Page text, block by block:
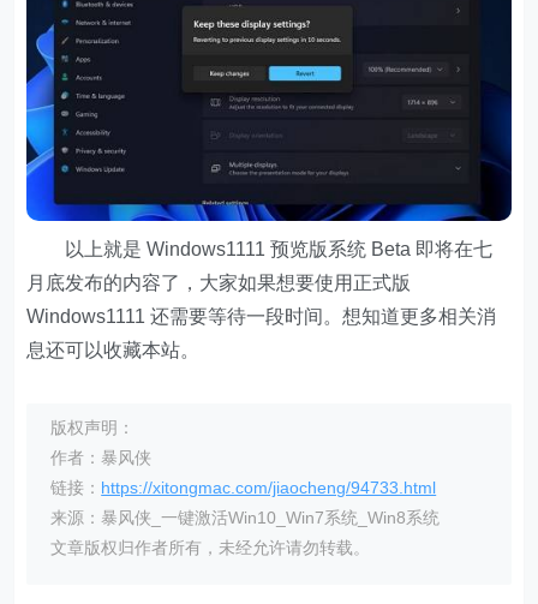
以上就是 Windows1111 预览版系统 Beta 即将在七
月底发布的内容了，大家如果想要使用正式版
Windows1111 还需要等待一段时间。想知道更多相关消
息还可以收藏本站。
版权声明：
作者：暴风侠
链接： https://xitongmac.com/jiaocheng/94733.html
来源：暴风侠_一键激活Win10_Win7系统_Win8系统
文章版权归作者所有，未经允许请勿转载。